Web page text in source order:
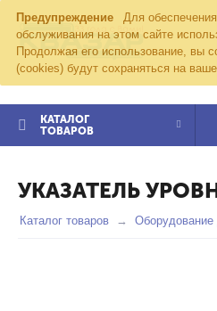
Предупреждение
Для
обслуживания на этом сайте
Продолжая его использование, вы
(cookies) будут сохраняться на
КАТАЛОГ
ТОВАРОВ
УКАЗАТЕЛЬ
Каталог товаров Оборудование